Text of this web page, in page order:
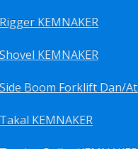
KEMNAKER
KEMNAKER
KEMNAKER